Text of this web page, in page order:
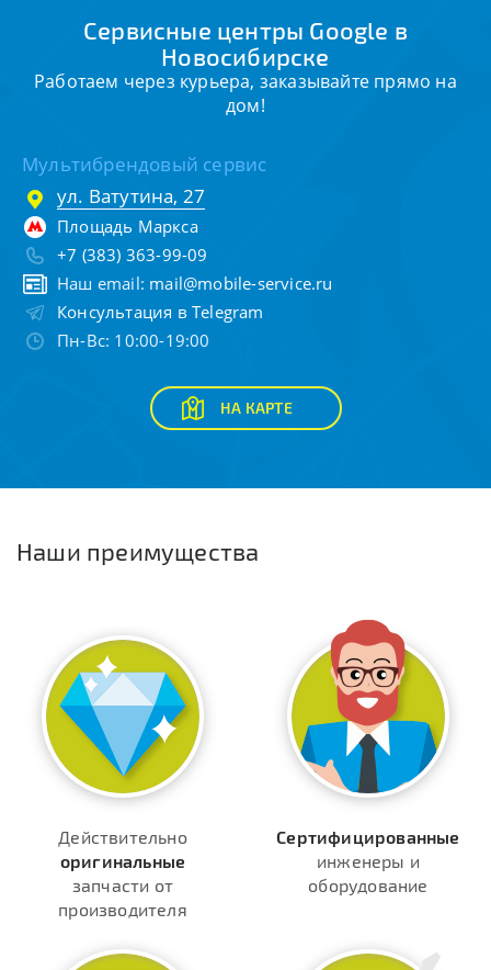
Сервисные центры Google в
Новосибирске
Работаем через курьера, заказывайте прямо на
дом!
Мультибрендовый сервис
ул. Ватутина, 27
Площадь Маркса
+7 (383) 363-99-09
Наш email: mail@mobile-service.ru
Консультация в Telegram
Пн-Вс: 10:00-19:00
НА КАРТЕ
Наши преимущества
Действительно
оригинальные
запчасти от
производителя
Сертифицированные
инженеры и
оборудование